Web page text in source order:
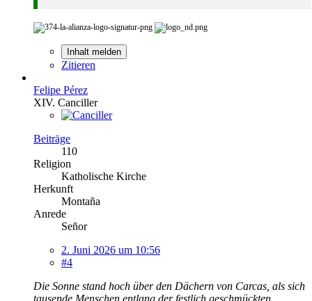
Inhalt melden
Zitieren
Felipe Pérez
XIV. Canciller
Beiträge
110
Religion
Katholische Kirche
Herkunft
Montaña
Anrede
Señor
2. Juni 2026 um 10:56
#4
Die Sonne stand hoch über den Dächern von Carcas, als sich